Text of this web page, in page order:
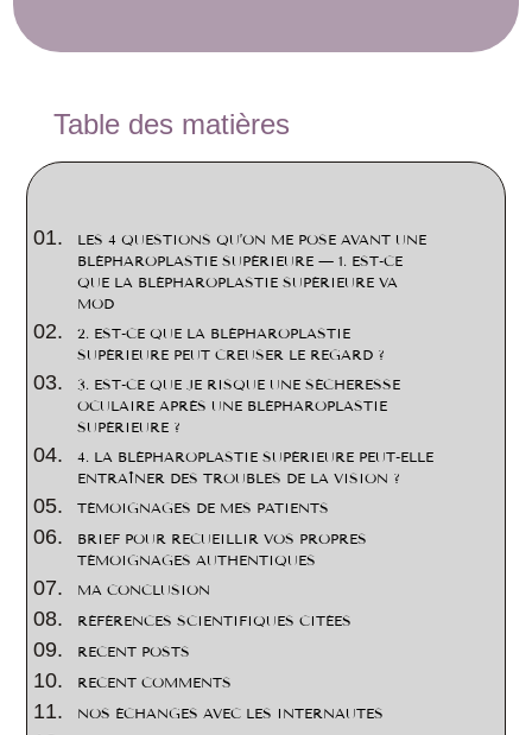
Table des matières
LES 4 QUESTIONS QU’ON ME POSE AVANT UNE
BLÉPHAROPLASTIE SUPÉRIEURE — 1. EST-CE
QUE LA BLÉPHAROPLASTIE SUPÉRIEURE VA
MOD
2. EST-CE QUE LA BLÉPHAROPLASTIE
SUPÉRIEURE PEUT CREUSER LE REGARD ?
3. EST-CE QUE JE RISQUE UNE SÉCHERESSE
OCULAIRE APRÈS UNE BLÉPHAROPLASTIE
SUPÉRIEURE ?
4. LA BLÉPHAROPLASTIE SUPÉRIEURE PEUT-ELLE
ENTRAÎNER DES TROUBLES DE LA VISION ?
TÉMOIGNAGES DE MES PATIENTS
BRIEF POUR RECUEILLIR VOS PROPRES
TÉMOIGNAGES AUTHENTIQUES
MA CONCLUSION
RÉFÉRENCES SCIENTIFIQUES CITÉES
RECENT POSTS
RECENT COMMENTS
NOS ÉCHANGES AVEC LES INTERNAUTES